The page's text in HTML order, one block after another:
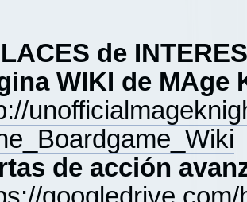
de
WIKI de MAge
de acción